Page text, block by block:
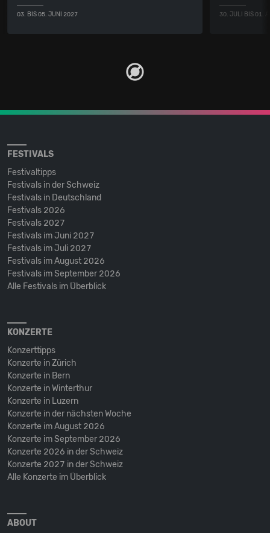
03. BIS 05. JUNI 2027 30. JULI BIS 01.
FESTIVALS
Festivaltipps
Festivals in der Schweiz
Festivals in Deutschland
Festivals 2026
Festivals 2027
Festivals im Juni 2027
Festivals im Juli 2027
Festivals im August 2026
Festivals im September 2026
Alle Festivals im Überblick
KONZERTE
Konzerttipps
Konzerte in Zürich
Konzerte in Bern
Konzerte in Winterthur
Konzerte in Luzern
Konzerte in der nächsten Woche
Konzerte im August 2026
Konzerte im September 2026
Konzerte 2026 in der Schweiz
Konzerte 2027 in der Schweiz
Alle Konzerte im Überblick
ABOUT